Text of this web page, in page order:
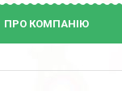
ПРО КОМПАНІЮ